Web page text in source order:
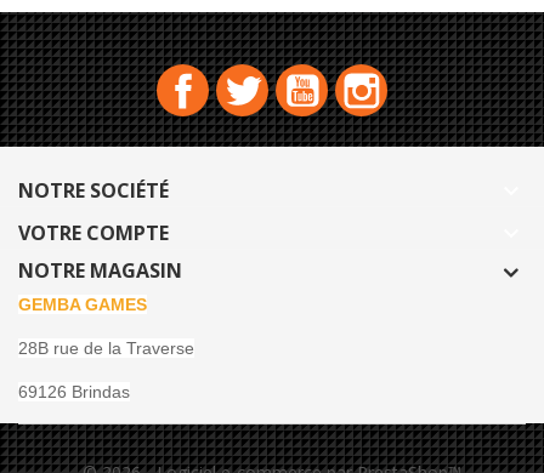
FacebookTwitterYouTubeInstagram
NOTRE SOCIÉTÉ
VOTRE COMPTE
NOTRE MAGASIN
GEMBA GAMES
28B rue de la Traverse
69126 Brindas